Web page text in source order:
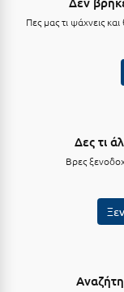
Σκιάθος
Πες μας τι ψάχνεις
Δες τι
Βρες